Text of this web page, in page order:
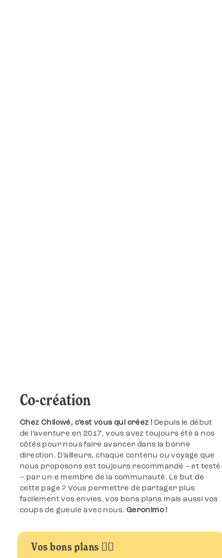
Co-création
Chez Chilowé, c’est vous qui créez ! Depuis le début
de l’aventure en 2017, vous avez toujours été à nos
côtés pour nous faire avancer dans la bonne
direction. D’ailleurs, chaque contenu ou voyage que
nous proposons est toujours recommandé – et testé
– par un·e membre de la communauté. Le but de
cette page ? Vous permettre de partager plus
facilement vos envies, vos bons plans mais aussi vos
coups de gueule avec nous. Geronimo !
Vos bons plans 🕵️‍♀️